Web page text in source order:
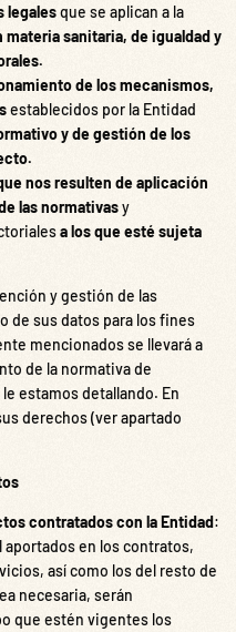
legalesque se aplican a la
materia sanitaria, de igualdad y
de los mecanismos,
establecidos por la Entidad
y de gestión de los
nos resulten de aplicación
las normativasy
a los que esté sujeta
y gestión de las
de sus datos para los fines
mencionados se llevará a
de la normativa de
estamos detallando. En
derechos (ver apartado
contratados con la Entidad:
aportados en los contratos,
así como los del resto de
necesaria, serán
que estén vigentes los